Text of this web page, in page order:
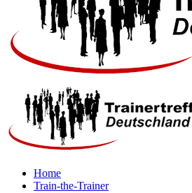
Home
Train-the-Trainer